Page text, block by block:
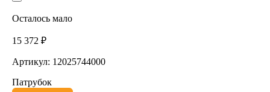
Осталось мало
15 372 ₽
Артикул: 12025744000
Патрубок